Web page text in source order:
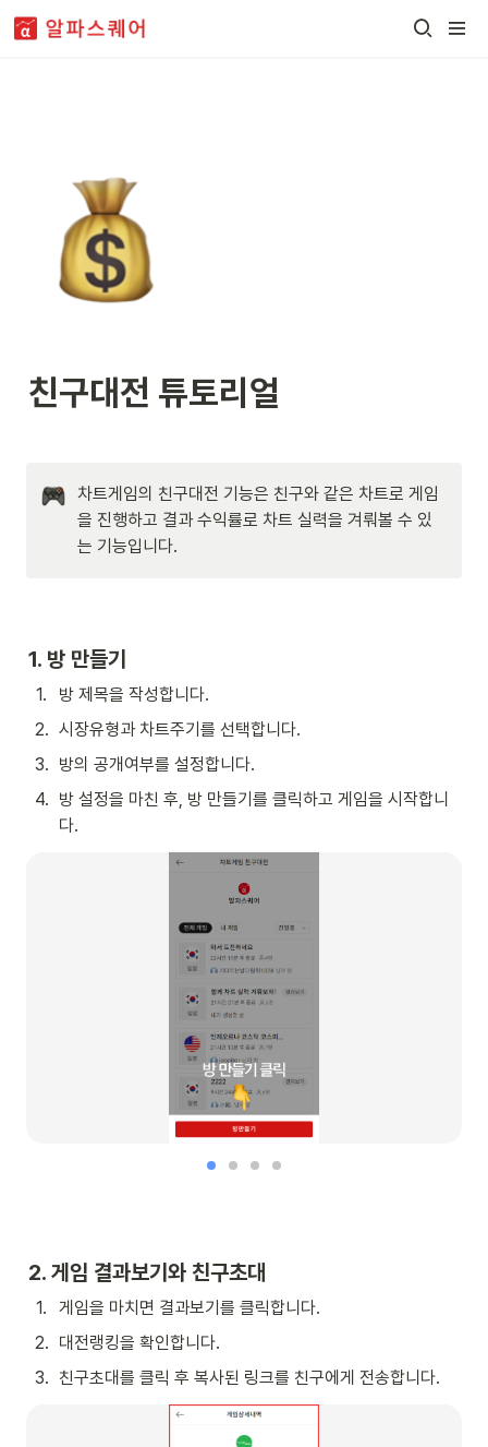
친구대전 튜토리얼
차트게임의 친구대전 기능은 친구와 같은 차트로 게임
을 진행하고 결과 수익률로 차트 실력을 겨뤄볼 수 있
는 기능입니다.
1. 방 만들기
1.
방 제목을 작성합니다.
2. 시장유형과 차트주기를 선택합니다.
3. 방의 공개여부를 설정합니다.
4. 방 설정을 마친 후, 방 만들기를 클릭하고 게임을 시작합니
다.
2. 게임 결과보기와 친구초대
1.
게임을 마치면 결과보기를 클릭합니다.
2. 대전랭킹을 확인합니다.
3. 친구초대를 클릭 후 복사된 링크를 친구에게 전송합니다.